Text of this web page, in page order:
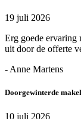
19 juli 2026
Erg goede ervaring
uit door de offerte
- Anne Martens
Doorgewinterde
10 juli 2026